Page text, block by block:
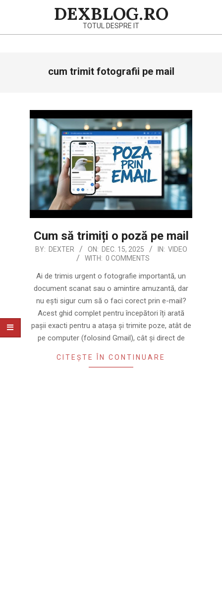
DEXBLOG.RO
TOTUL DESPRE IT
cum trimit fotografii pe mail
Cum să trimiți o poză pe mail
2025-
BY: DEXTER ON: DEC. 15, 2025 IN: VIDEO
WITH: 0 COMMENTS
Ai de trimis urgent o fotografie importantă, un
document scanat sau o amintire amuzantă, dar
nu ești sigur cum să o faci corect prin e-mail?
Acest ghid complet pentru începători îți arată
pașii exacti pentru a atașa și trimite poze, atât de
pe computer (folosind Gmail), cât și direct de
CITEȘTE ÎN CONTINUARE